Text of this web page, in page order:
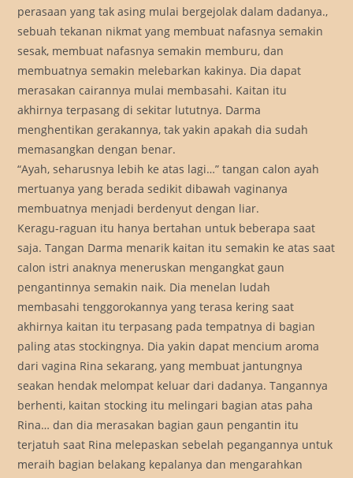
perasaan yang tak asing mulai bergejolak dalam dadanya.,
sebuah tekanan nikmat yang membuat nafasnya semakin
sesak, membuat nafasnya semakin memburu, dan
membuatnya semakin melebarkan kakinya. Dia dapat
merasakan cairannya mulai membasahi. Kaitan itu
akhirnya terpasang di sekitar lututnya. Darma
menghentikan gerakannya, tak yakin apakah dia sudah
memasangkan dengan benar.
“Ayah, seharusnya lebih ke atas lagi…” tangan calon ayah
mertuanya yang berada sedikit dibawah vaginanya
membuatnya menjadi berdenyut dengan liar.
Keragu-raguan itu hanya bertahan untuk beberapa saat
saja. Tangan Darma menarik kaitan itu semakin ke atas saat
calon istri anaknya meneruskan mengangkat gaun
pengantinnya semakin naik. Dia menelan ludah
membasahi tenggorokannya yang terasa kering saat
akhirnya kaitan itu terpasang pada tempatnya di bagian
paling atas stockingnya. Dia yakin dapat mencium aroma
dari vagina Rina sekarang, yang membuat jantungnya
seakan hendak melompat keluar dari dadanya. Tangannya
berhenti, kaitan stocking itu melingari bagian atas paha
Rina… dan dia merasakan bagian gaun pengantin itu
terjatuh saat Rina melepaskan sebelah pegangannya untuk
meraih bagian belakang kepalanya dan mengarahkan